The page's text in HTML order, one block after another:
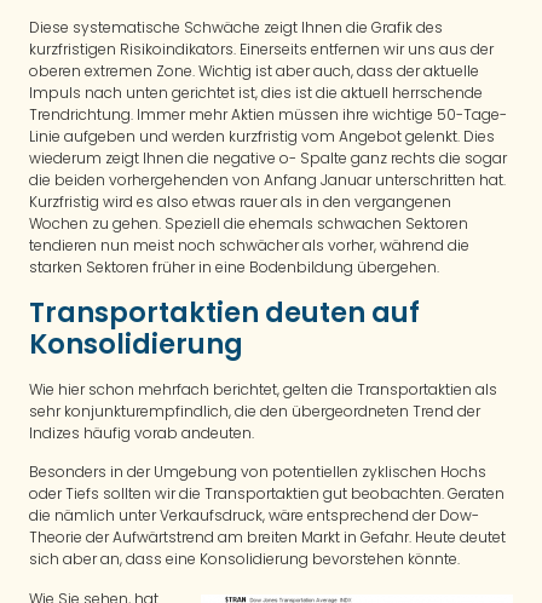
Diese systematische Schwäche zeigt Ihnen die Grafik des
kurzfristigen Risikoindikators. Einerseits entfernen wir uns aus der
oberen extremen Zone. Wichtig ist aber auch, dass der aktuelle
Impuls nach unten gerichtet ist, dies ist die aktuell herrschende
Trendrichtung. Immer mehr Aktien müssen ihre wichtige 50-Tage-
Linie aufgeben und werden kurzfristig vom Angebot gelenkt. Dies
wiederum zeigt Ihnen die negative o- Spalte ganz rechts die sogar
die beiden vorhergehenden von Anfang Januar unterschritten hat.
Kurzfristig wird es also etwas rauer als in den vergangenen
Wochen zu gehen. Speziell die ehemals schwachen Sektoren
tendieren nun meist noch schwächer als vorher, während die
starken Sektoren früher in eine Bodenbildung übergehen.
Transportaktien deuten auf
Konsolidierung
Wie hier schon mehrfach berichtet, gelten die Transportaktien als
sehr konjunkturempfindlich, die den übergeordneten Trend der
Indizes häufig vorab andeuten.
Besonders in der Umgebung von potentiellen zyklischen Hochs
oder Tiefs sollten wir die Transportaktien gut beobachten. Geraten
die nämlich unter Verkaufsdruck, wäre entsprechend der Dow-
Theorie der Aufwärtstrend am breiten Markt in Gefahr. Heute deutet
sich aber an, dass eine Konsolidierung bevorstehen könnte.
Wie Sie sehen, hat